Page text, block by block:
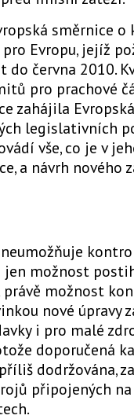
směrnice
Evropu, jejíž
června 2010.
pro prachové
zahájila
legislativních
vše, co je v
a návrh nového
jen možnost
právě možnost
nové úpravy
i pro malé
doporučená
dodržována,
připojených